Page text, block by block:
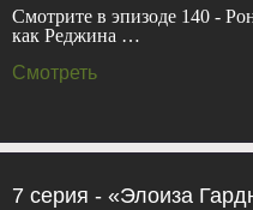
Смотрите в эпизоде 140 -
как Реджина …
Смотреть
7 серия - «Элоиза